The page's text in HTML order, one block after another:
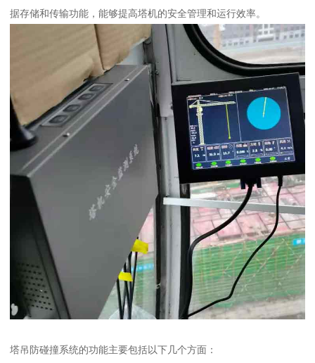
据存储和传输功能，能够提高塔机的安全管理和运行效率。
塔吊防碰撞系统的功能主要包括以下几个方面：